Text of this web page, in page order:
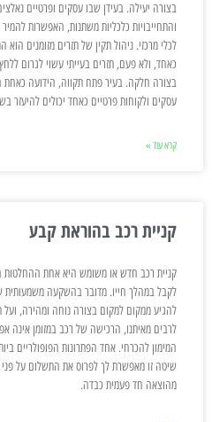
בצורה יעילה. בעידן שבו עסקים ופרטיים
והתחייבויות כלכליות משתנות, האפשרות
לכלי מרכזי. ניהול תקין של תזרים מזומנים
כאחד, ולא פעם, תזרים בעייתי עשוי לגרום
בצורה חלקה. בעיר פתח תקווה, הידועה כאחת
עסקים ולקוחות פרטיים כאחד יכולים להיעזר
קרא עוד »
קניית רכב בהוראת קבע
קניית רכב חדש או משומש היא אחת ההחלטות
לקבל במהלך חייו. מדובר בהשקעה משמעותית
להגיע ממקום למקום בצורה נוחה ומהירה,
לרבים מאיתנו, הרכישה של רכב במזומן אינה
המימון להכרחי. אחד הפתרונות הפופולריים
שיטה זו מאפשרת לך לפרוס את התשלום על
מהוצאה חד פעמית כבדה.